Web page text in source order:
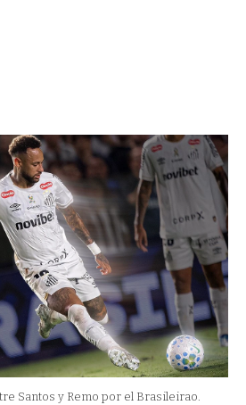
Santos y Remo por el Brasileirao.